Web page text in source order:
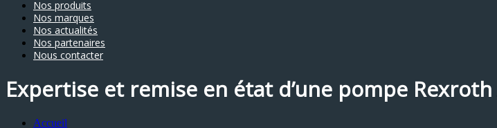
Nos produits
Nos marques
Nos actualités
Nos partenaires
Nous contacter
Expertise et remise en état d’une pompe Rexroth
Accueil